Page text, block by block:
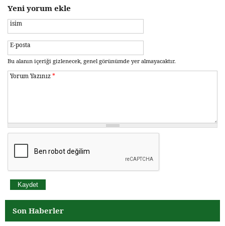
Yeni yorum ekle
isim
E-posta
Bu alanın içeriği gizlenecek, genel görünümde yer almayacaktır.
Yorum Yazınız*
Son Haberler